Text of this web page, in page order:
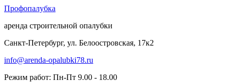
Профопалубка
аренда строительной опалубки
Санкт-Петербург, ул. Белоостровская, 17к2
info@arenda-opalubki78.ru
Режим работ: Пн-Пт 9.00 - 18.00